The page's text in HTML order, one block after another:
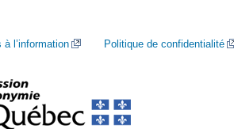
à l’information Politique de confidentialité